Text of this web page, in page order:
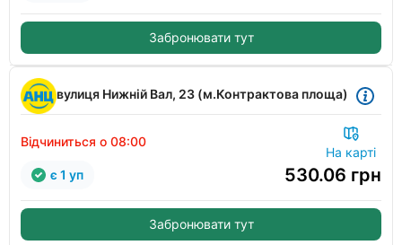
Забронювати тут
вулиця Нижній Вал, 23 (м.Контрактова площа)
Відчиниться о 08:00
На карті
530.06 грн
є 1 уп
Забронювати тут